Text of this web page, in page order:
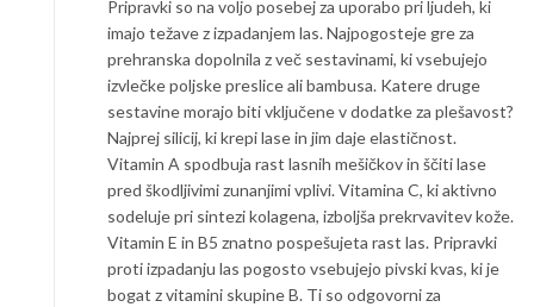
Pripravki so na voljo posebej za uporabo pri ljudeh, ki
imajo težave z izpadanjem las. Najpogosteje gre za
prehranska dopolnila z več sestavinami, ki vsebujejo
izvlečke poljske preslice ali bambusa. Katere druge
sestavine morajo biti vključene v dodatke za plešavost?
Najprej silicij, ki krepi lase in jim daje elastičnost.
Vitamin A spodbuja rast lasnih mešičkov in ščiti lase
pred škodljivimi zunanjimi vplivi. Vitamina C, ki aktivno
sodeluje pri sintezi kolagena, izboljša prekrvavitev kože.
Vitamin E in B5 znatno pospešujeta rast las. Pripravki
proti izpadanju las pogosto vsebujejo pivski kvas, ki je
bogat z vitamini skupine B. Ti so odgovorni za